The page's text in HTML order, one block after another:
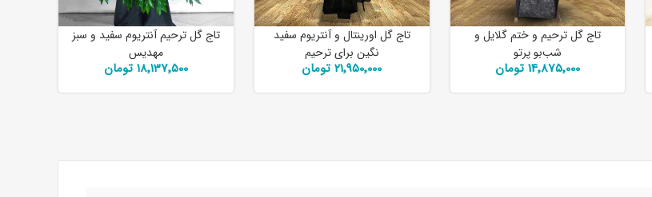
تاج گل ترحیم و ختم گلایل و
شب‌بو پرتو
14٬875٬000 تومان
تاج گل اورینتال و آنتریوم سفید
نگین برای ترحیم
21٬950٬000 تومان
تاج گل ترحیم آنتریوم سفید و سبز
مهدیس
18٬137٬500 تومان